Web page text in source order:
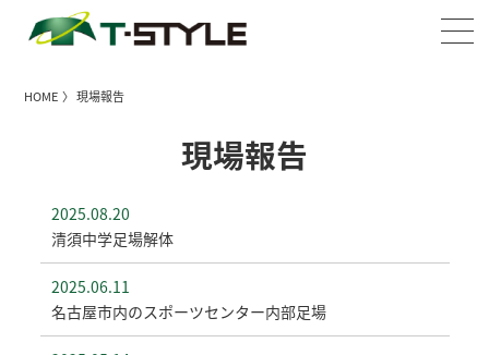
HOME 〉 現場報告
現場報告
2025.08.20
清須中学足場解体
2025.06.11
名古屋市内のスポーツセンター内部足場